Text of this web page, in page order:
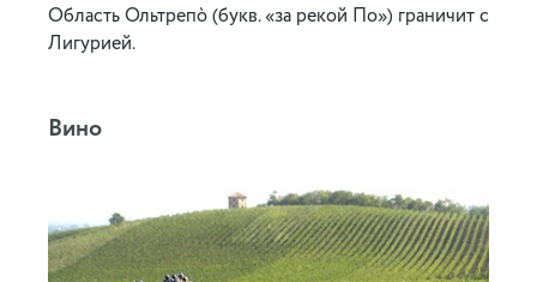
Область Ольтрепò (букв. «за рекой По») граничит с
Лигурией.
Вино